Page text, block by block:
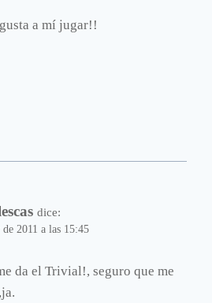
a mí jugar!!
dice:
2011 a las 15:45
da el Trivial!, seguro que me